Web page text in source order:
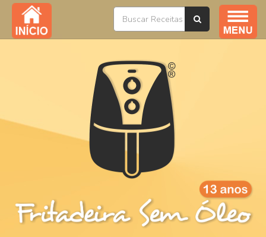
Índice / Todas as Receitas
Ofertas